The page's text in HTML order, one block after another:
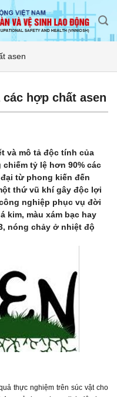
asen
hợp chất asen
và mô tả độc tính của
tỷ lệ hơn 90% các
từ phong kiến đến
thứ vũ khí gây độc lợi
nghiệp phục vụ đời
kim, màu xám bạc hay
nóng chảy ở nhiệt độ
thực nghiệm trên súc vật cho